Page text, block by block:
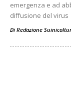
emergenza e ad
diffusione del virus
Di Redazione